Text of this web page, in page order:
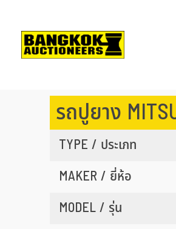
รถปูยาง
TYPE / ประเภท
MAKER / ยี่ห้อ
MODEL / รุ่น